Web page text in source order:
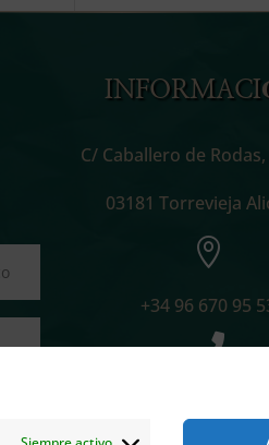
C/ Caballero de Rodas,
03181 Torrevieja

+34 96 670 95
